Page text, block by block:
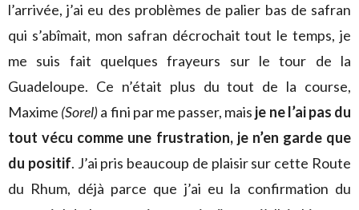
l’arrivée, j’ai eu des problèmes de palier bas de safran
qui s’abîmait, mon safran décrochait tout le temps, je
me suis fait quelques frayeurs sur le tour de la
Guadeloupe. Ce n’était plus du tout de la course,
Maxime (Sorel)a fini par me passer, mais je ne l’ai pas du
tout vécu comme une frustration, je n’en garde que
du positif. J’ai pris beaucoup de plaisir sur cette Route
du Rhum, déjà parce que j’ai eu la confirmation du